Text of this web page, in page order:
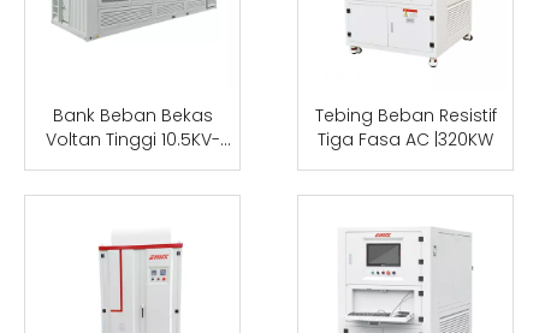
Bank Beban Bekas
Voltan Tinggi 10.5KV-
3300KW-RLC
Tebing Beban Resistif
Tiga Fasa AC |320KW